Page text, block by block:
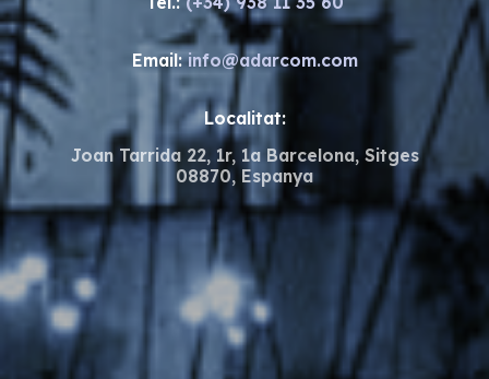
Email:info@adarcom.com
Localitat:
Joan Tarrida 22, 1r, 1a Barcelona, Sitges
08870, Espanya